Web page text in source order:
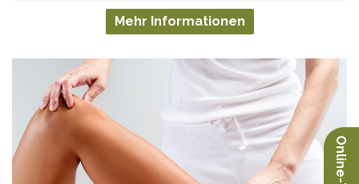
Mehr Informationen